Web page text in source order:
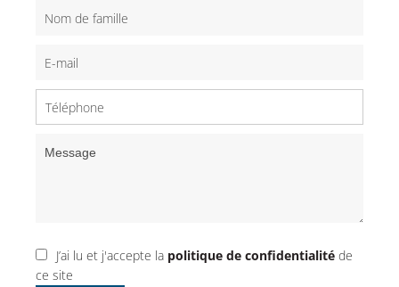
J’ai lu et j'accepte la politique de confidentialité de
ce site